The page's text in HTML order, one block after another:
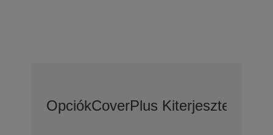
OpciókCoverPlus Kiterjesztett